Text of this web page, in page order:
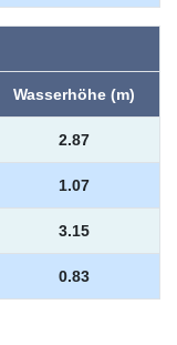
Wasserhöhe (m)
2.87
1.07
3.15
0.83